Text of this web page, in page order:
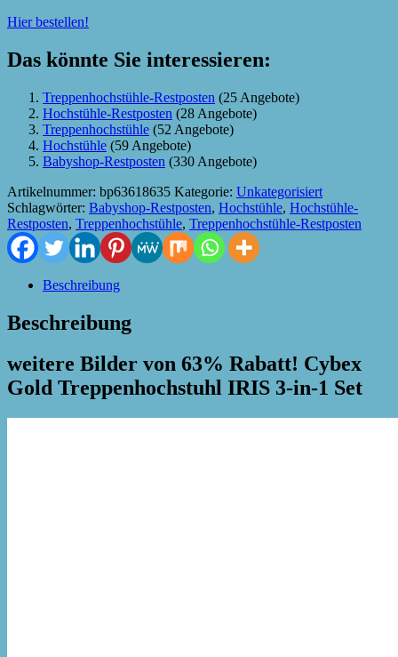
Hier bestellen!
Das könnte Sie interessieren:
Treppenhochstühle-Restposten (25 Angebote)
Hochstühle-Restposten (28 Angebote)
Treppenhochstühle (52 Angebote)
Hochstühle (59 Angebote)
Babyshop-Restposten (330 Angebote)
Artikelnummer: bp63618635 Kategorie: Unkategorisiert
Schlagwörter: Babyshop-Restposten, Hochstühle, Hochstühle-
Restposten, Treppenhochstühle, Treppenhochstühle-Restposten
Beschreibung
Beschreibung
weitere Bilder von 63% Rabatt! Cybex
Gold Treppenhochstuhl IRIS 3-in-1 Set